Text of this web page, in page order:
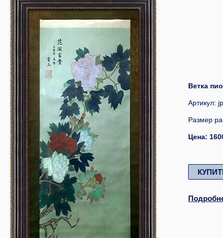
Ветка
Артикул:
Размер
Цена: